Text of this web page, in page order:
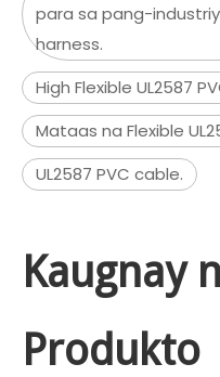
para sa pang-
harness.
High Flexible UL2587
Mataas na Flexible
UL2587 PVC cable.
Kaugnay
Produkto